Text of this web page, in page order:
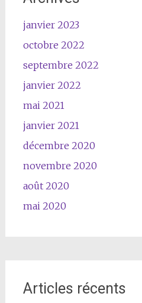
janvier 2023
octobre 2022
septembre 2022
janvier 2022
mai 2021
janvier 2021
décembre 2020
novembre 2020
août 2020
mai 2020
Articles récents